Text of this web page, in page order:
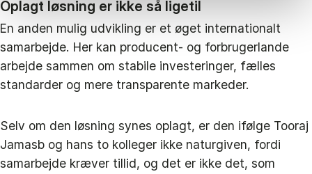
Oplagt løsning er ikke så ligetil
En anden mulig udvikling er et øget internationalt
samarbejde. Her kan producent- og forbrugerlande
arbejde sammen om stabile investeringer, fælles
standarder og mere transparente markeder.
Selv om den løsning synes oplagt, er den ifølge Tooraj
Jamasb og hans to kolleger ikke naturgiven, fordi
samarbejde kræver tillid, og det er ikke det, som